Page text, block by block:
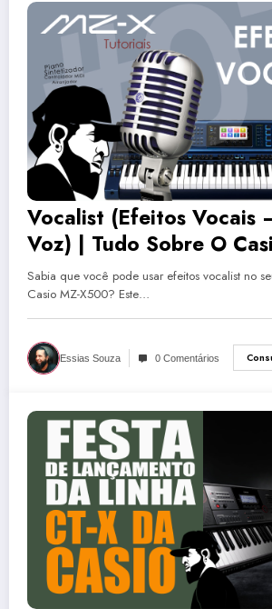
Vocalist (Efeitos Vocais
Voz) | Tudo Sobre O
X500 #7
Sabia que você pode usar efeitos vocalist no
Casio MZ-X500? Este…
Essias Souza 0 Comentários